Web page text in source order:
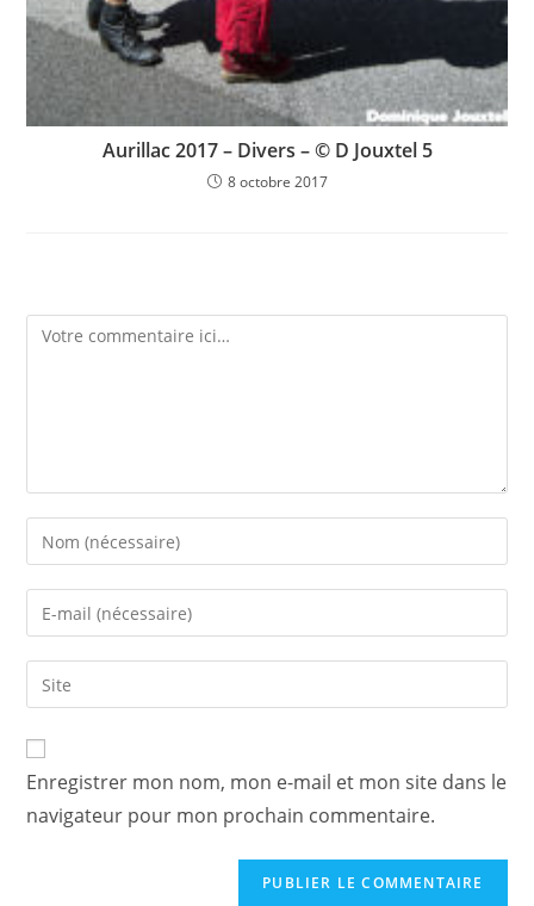
Aurillac 2017 – Divers – © D Jouxtel 5
8 octobre 2017
Comment
Enter
your
name
comment
Enter
your
email
address
comment
Saisir
l’URL
de
votre
site
(facultatif)
Enregistrer mon nom, mon e-mail et mon site dans le
navigateur pour mon prochain commentaire.